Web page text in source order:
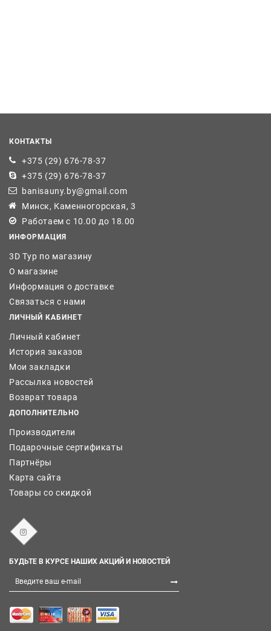
КОНТАКТЫ
+375 (29) 676-78-37
+375 (29) 676-78-37
banisauny.by@gmail.com
Минск, Каменногорская, 3
Работаем с 10.00 до 18.00
ИНФОРМАЦИЯ
3D Тур по магазину
О магазине
Информация о доставке
Связаться с нами
ЛИЧНЫЙ КАБИНЕТ
Личный кабинет
История заказов
Мои закладки
Рассылка новостей
Возврат товара
ДОПОЛНИТЕЛЬНО
Производители
Подарочные сертификаты
Партнёры
Карта сайта
Товары со скидкой
БУДЬТЕ В КУРСЕ НАШИХ АКЦИЙ И НОВОСТЕЙ